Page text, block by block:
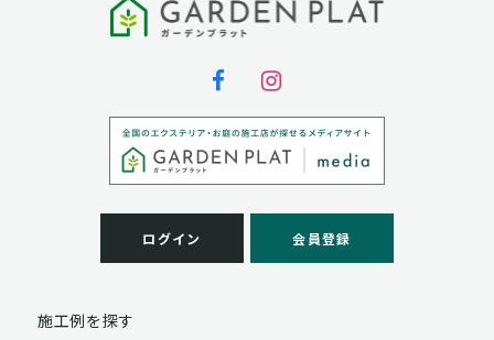
弊社は法律で定められている場合を除いて、お客様の個
個人情報の取扱い業務の委託
弊社は事業運営上、お客様により良いサービスを提供す
るために業務の一部を外部に委託しており、業務委託先
客様には、貴殿の個人情報の利用目的の通知、開示、訂
理・機密保持などによりお客様の個人情報の漏洩防止に
ログイン 会員登録
施工例を探す